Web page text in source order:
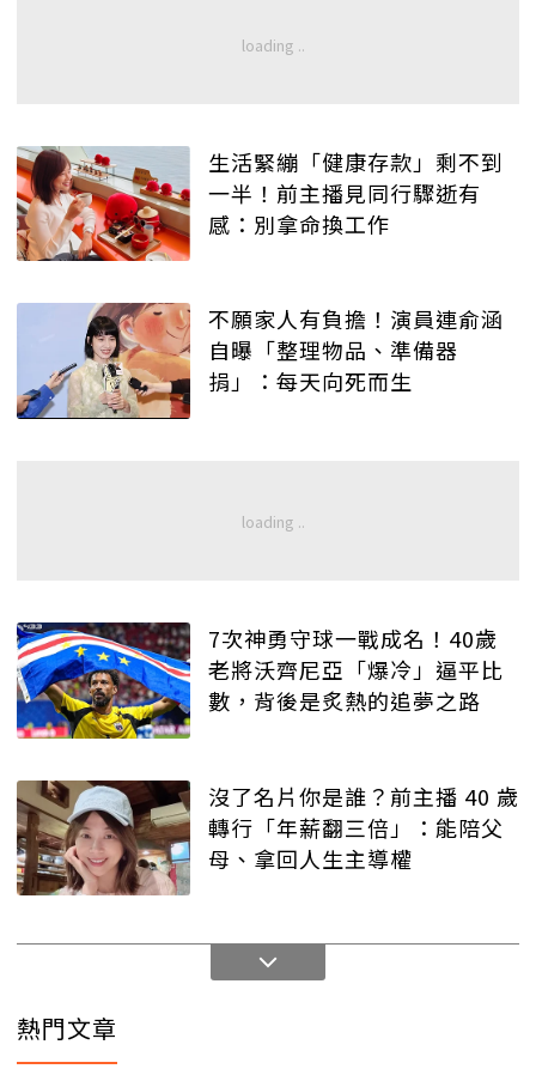
生活緊繃「健康存款」剩不到
一半！前主播見同行驟逝有
感：別拿命換工作
不願家人有負擔！演員連俞涵
自曝「整理物品、準備器
捐」：每天向死而生
7次神勇守球一戰成名！40歲
老將沃齊尼亞「爆冷」逼平比
數，背後是炙熱的追夢之路
沒了名片你是誰？前主播 40 歲
轉行「年薪翻三倍」：能陪父
母、拿回人生主導權
熱門文章